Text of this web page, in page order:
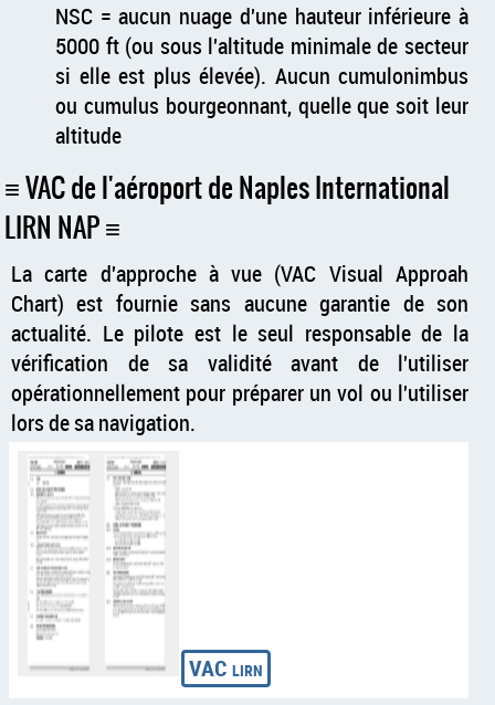
NSC = aucun nuage d'une hauteur inférieure à
5000 ft (ou sous l'altitude minimale de secteur
si elle est plus élevée). Aucun cumulonimbus
ou cumulus bourgeonnant, quelle que soit leur
altitude
VAC de l'aéroport de Naples International
LIRN NAP
La carte d'approche à vue (VAC Visual Approah
Chart) est fournie sans aucune garantie de son
actualité. Le pilote est le seul responsable de la
vérification de sa validité avant de l'utiliser
opérationnellement pour préparer un vol ou l'utiliser
lors de sa navigation.